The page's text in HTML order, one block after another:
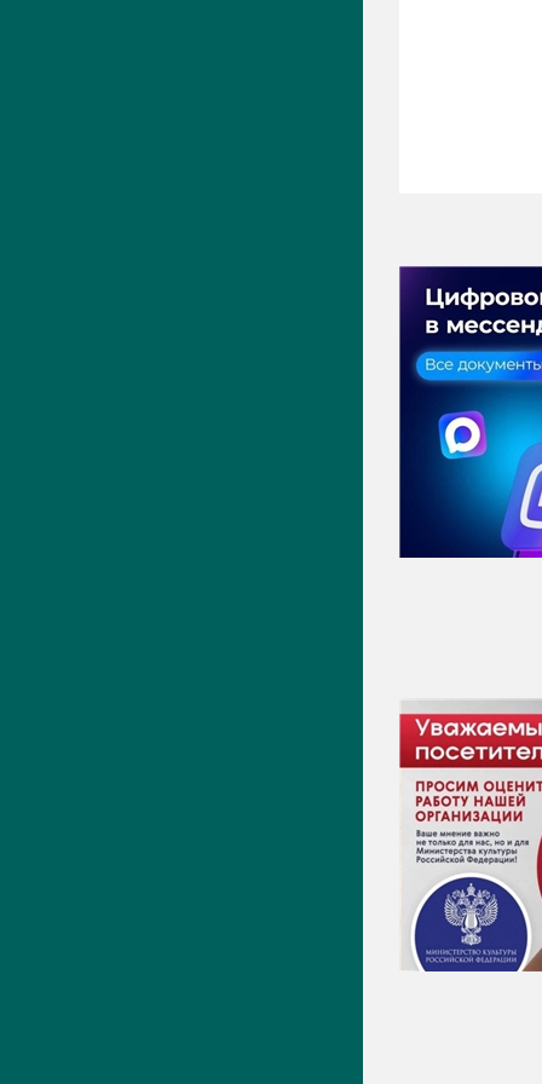
ПРЕСС-ЦЕНТР
Актуально
Новости
Фото